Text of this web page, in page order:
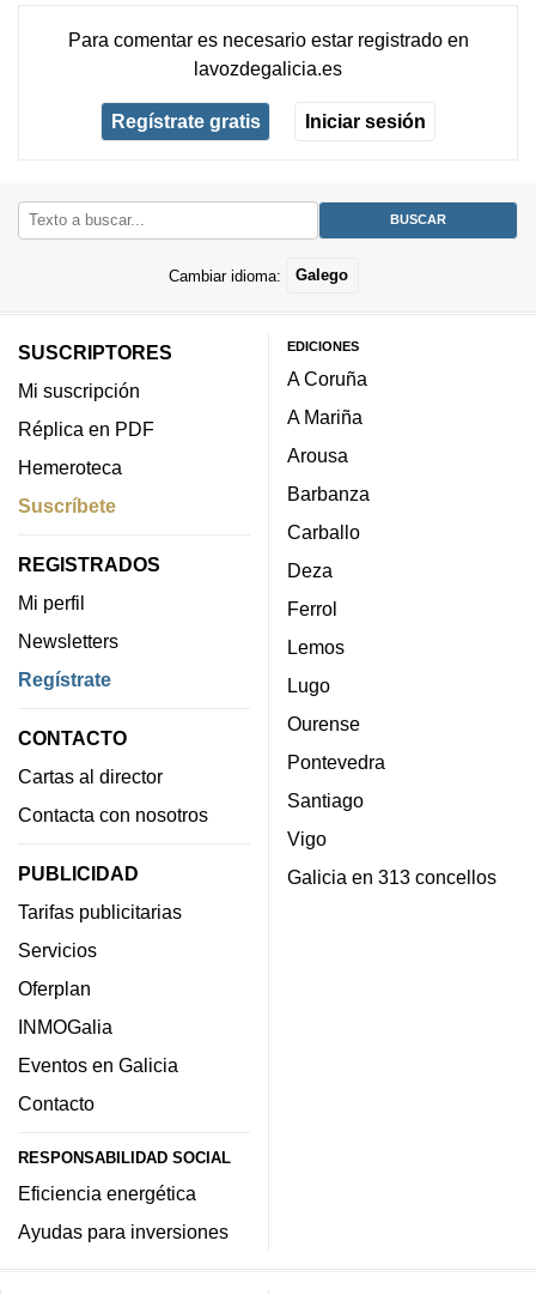
Para comentar es necesario estar registradoen
lavozdegalicia.es
Regístrate gratis Iniciar sesión
Cambiar idioma: Galego
SUSCRIPTORES
Mi suscripción
Réplica en PDF
Hemeroteca
Suscríbete
REGISTRADOS
Mi perfil
Newsletters
Regístrate
CONTACTO
Cartas al director
Contacta con nosotros
PUBLICIDAD
Tarifas publicitarias
Servicios
Oferplan
INMOGalia
Eventos en Galicia
Contacto
RESPONSABILIDAD SOCIAL
Eficiencia energética
Ayudas para inversiones
EDICIONES
A Coruña
A Mariña
Arousa
Barbanza
Carballo
Deza
Ferrol
Lemos
Lugo
Ourense
Pontevedra
Santiago
Vigo
Galicia en 313 concellos